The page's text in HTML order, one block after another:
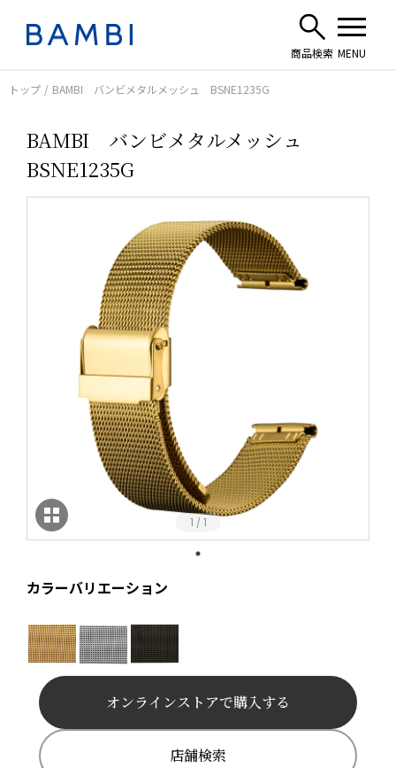
トップ BAMBI バンビメタルメッシュ BSNE1235G
BAMBI バンビメタルメッシュ
BSNE1235G
1 / 1
カラーバリエーション
オンラインストアで購入する
店舗検索